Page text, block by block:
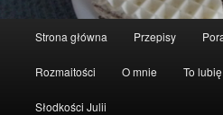
Strona główna Przepisy
Rozmaitości O mnie To lubię
Słodkości Julii